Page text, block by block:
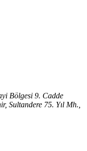
Bölgesi 9. Cadde
Sultandere 75. Yıl Mh.,